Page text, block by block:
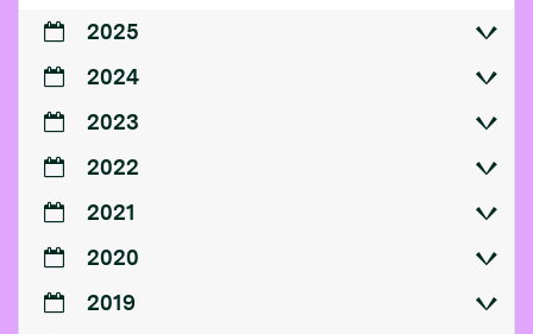
2025
2024
2023
2022
2021
2020
2019